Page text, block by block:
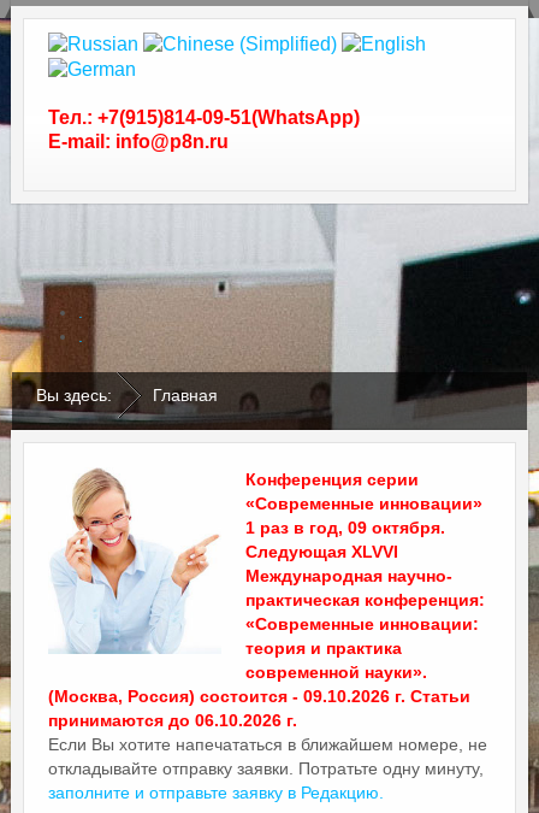
Тел.: +7(915)814-09-51(WhatsApp)
E-mail: info@p8n.ru
Вы здесь: Главная
Конференция серии
«Современные инновации»
1 раз в год, 09 октября.
Следующая XLVVI
Международная научно-
практическая конференция:
«Современные инновации:
теория и практика
современной науки».
(Москва, Россия) состоится - 09.10.2026 г. Статьи
принимаются до 06.10.2026 г.
Если Вы хотите напечататься в ближайшем номере, не
откладывайте отправку заявки. Потратьте одну минуту,
заполните и отправьте заявку в Редакцию.